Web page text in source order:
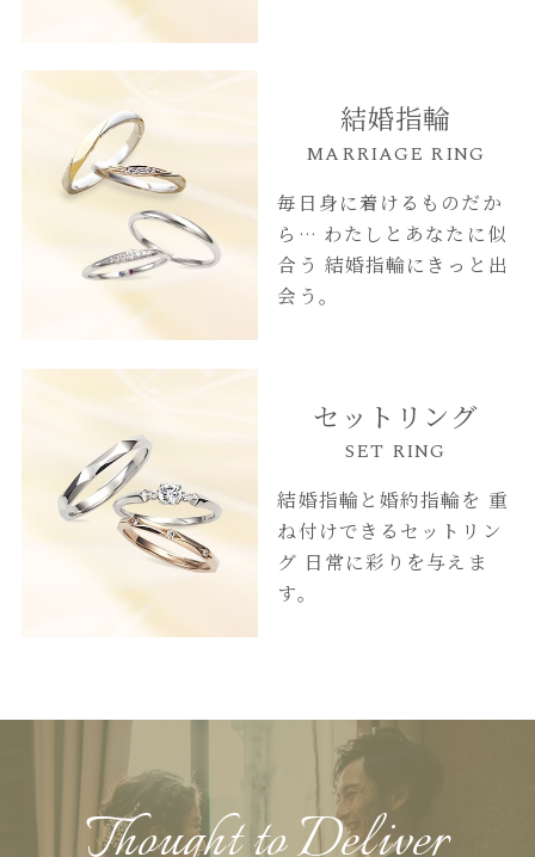
結婚指輪
MARRIAGE RING
毎日身に着けるものだか
ら… わたしとあなたに似
合う 結婚指輪にきっと出
会う。
セットリング
SET RING
結婚指輪と婚約指輪を 重
ね付けできるセットリン
グ 日常に彩りを与えま
す。